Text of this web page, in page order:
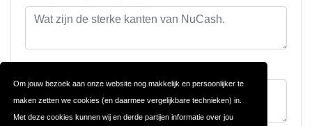
Om jouw bezoek aan onze website nog makkelijk en persoonlijker te
maken zetten we cookies (en daarmee vergelijkbare technieken) in.
Met deze cookies kunnen wij en derde partijen informatie over jou